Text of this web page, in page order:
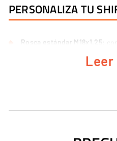
PERSONALIZA TU
Rosca estándar M18x1.25 :
: roscas
Leer